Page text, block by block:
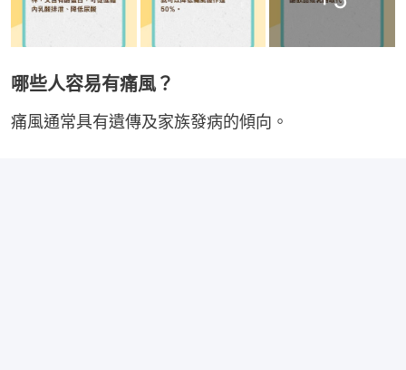
哪些人容易有痛風？
痛風通常具有遺傳及家族發病的傾向。